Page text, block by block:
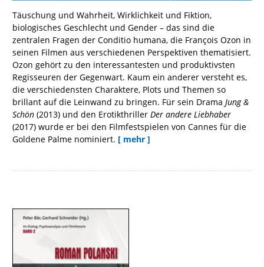
Täuschung und Wahrheit, Wirklichkeit und Fiktion,
biologisches Geschlecht und Gender – das sind die
zentralen Fragen der Conditio humana, die François Ozon in
seinen Filmen aus verschiedenen Perspektiven thematisiert.
Ozon gehört zu den interessantesten und produktivsten
Regisseuren der Gegenwart. Kaum ein anderer versteht es,
die verschiedensten Charaktere, Plots und Themen so
brillant auf die Leinwand zu bringen. Für sein Drama Jung &
Schön (2013) und den Erotikthriller Der andere Liebhaber
(2017) wurde er bei den Filmfestspielen von Cannes für die
Goldene Palme nominiert. [ mehr ]